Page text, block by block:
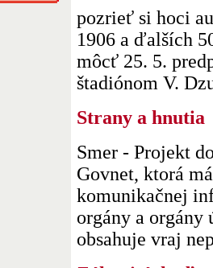
pozrieť si hoci
1906 a ďalších
môcť 25. 5.
štadiónom V.
Strany a hnutia
Smer - Projekt
Govnet, ktorá
komunikačnej
orgány a orgány
obsahuje vraj